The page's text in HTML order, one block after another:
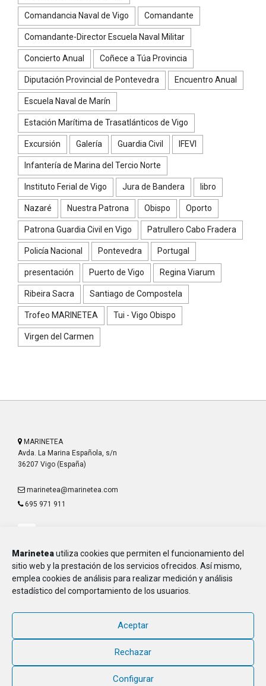
Marineteautiliza cookies que permiten el funcionamiento del
sitio web y la prestación de los servicios ofrecidos. Así mismo,
emplea cookies de análisis para realizar medición y análisis
estadístico del comportamiento de los usuarios.
Aceptar
Rechazar
Configurar
Comandancia Naval de Vigo Comandante
Comandante-Director Escuela Naval Militar
Concierto Anual Coñece a Túa Provincia
Diputación Provincial de Pontevedra Encuentro Anual
Escuela Naval de Marín
Estación Marítima de Trasatlánticos de Vigo
Excursión Galería Guardia Civil IFEVI
Infantería de Marina del Tercio Norte
Instituto Ferial de Vigo Jura de Bandera libro
Nazaré Nuestra Patrona Obispo Oporto
Patrona Guardia Civil en Vigo Patrullero Cabo Fradera
Policía Nacional Pontevedra Portugal
presentación Puerto de Vigo Regina Viarum
Ribeira Sacra Santiago de Compostela
Trofeo MARINETEA Tui - Vigo Obispo
Virgen del Carmen
MARINETEA
Avda. La Marina Española, s/n
36207 Vigo (España)
marinetea@marinetea.com
695 971 911
Aviso Legal
Política de Privacidad
Política de Cookies
MARINETEA, Asociación de Marineros de la E.T.E.A. y Armada, CIF G-